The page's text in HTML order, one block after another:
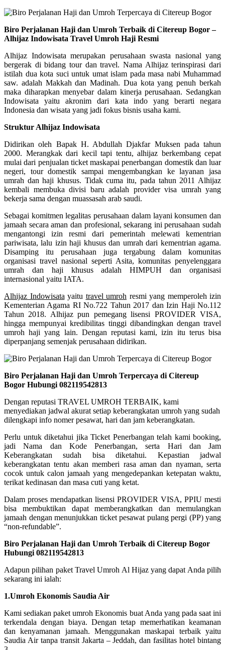
Biro Perjalanan Haji dan Umroh Terbaik di Citereup Bogor –
Alhijaz Indowisata Travel Umroh Haji Resmi
Alhijaz Indowisata merupakan perusahaan swasta nasional yang
bergerak di bidang tour dan travel. Nama Alhijaz terinspirasi dari
istilah dua kota suci untuk umat islam pada masa nabi Muhammad
saw. adalah Makkah dan Madinah. Dua kota yang penuh berkah
maka diharapkan menyebar dalam kinerja perusahaan. Sedangkan
Indowisata yaitu akronim dari kata indo yang berarti negara
Indonesia dan wisata yang jadi fokus bisnis usaha kami.
Struktur Alhijaz Indowisata
Didirikan oleh Bapak H. Abdullah Djakfar Muksen pada tahun
2000. Merangkak dari kecil tapi tentu, alhijaz berkembang cepat
mulai dari penjualan ticket maskapai penerbangan domestik dan luar
negeri, tour domestik sampai mengembangkan ke layanan jasa
umrah dan haji khusus. Tidak cuma itu, pada tahun 2011 Alhijaz
kembali membuka divisi baru adalah provider visa umrah yang
bekerja sama dengan muassasah arab saudi.
Sebagai komitmen legalitas perusahaan dalam layani konsumen dan
jamaah secara aman dan profesional, sekarang ini perusahaan sudah
mengantongi izin resmi dari pemerintah melewati kementrian
pariwisata, lalu izin haji khusus dan umrah dari kementrian agama.
Disamping itu perusahaan juga tergabung dalam komunitas
organisasi travel nasional seperti Asita, komunitas penyelenggara
umrah dan haji khusus adalah HIMPUH dan organisasi
internasional yaitu IATA.
Alhijaz Indowisata yaitu travel umroh resmi yang memperoleh izin
Kementerian Agama RI No.722 Tahun 2017 dan Izin Haji No.112
Tahun 2018. Alhijaz pun pemegang lisensi PROVIDER VISA,
hingga mempunyai kredibilitas tinggi dibandingkan dengan travel
umroh haji yang lain. Dengan reputasi kami, izin itu terus bisa
diperpanjang semenjak perusahaan didirikan.
Biro Perjalanan Haji dan Umroh Terpercaya di Citereup
Bogor Hubungi 082119542813
Dengan reputasi TRAVEL UMROH TERBAIK, kami
menyediakan jadwal akurat setiap keberangkatan umroh yang sudah
dilengkapi info nomer pesawat, hari dan jam keberangkatan.
Perlu untuk diketahui jika Ticket Penerbangan telah kami booking,
jadi Nama dan Kode Penerbangan, serta Hari dan Jam
Keberangkatan sudah bisa diketahui. Kepastian jadwal
keberangkatan tentu akan memberi rasa aman dan nyaman, serta
cocok untuk calon jamaah yang mengedepankan ketepatan waktu,
terikat kedinasan dan masa cuti yang ketat.
Dalam proses mendapatkan lisensi PROVIDER VISA, PPIU mesti
bisa membuktikan dapat memberangkatkan dan memulangkan
jamaah dengan menunjukkan ticket pesawat pulang pergi (PP) yang
“non-refundable”.
Biro Perjalanan Haji dan Umroh Terbaik di Citereup Bogor
Hubungi 082119542813
Adapun pilihan paket Travel Umroh Al Hijaz yang dapat Anda pilih
sekarang ini ialah:
1.Umroh Ekonomis Saudia Air
Kami sediakan paket umroh Ekonomis buat Anda yang pada saat ini
terkendala dengan biaya. Dengan tetap memerhatikan keamanan
dan kenyamanan jamaah. Menggunakan maskapai terbaik yaitu
Saudia Air tanpa transit Jakarta – Jeddah, dan fasilitas hotel bintang